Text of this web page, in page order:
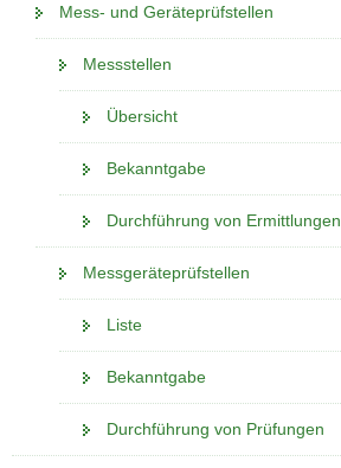
Mess- und Geräteprüfstellen
Messstellen
Übersicht
Bekanntgabe
Durchführung von Ermittlungen
Messgeräteprüfstellen
Liste
Bekanntgabe
Durchführung von Prüfungen